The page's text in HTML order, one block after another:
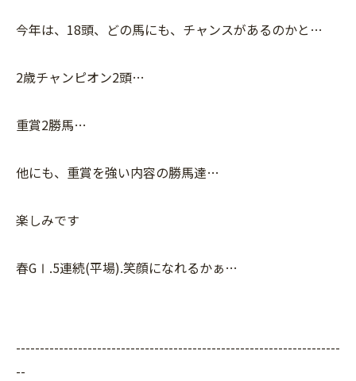
今年は、18頭、どの馬にも、チャンスがあるのかと…
2歳チャンピオン2頭…
重賞2勝馬…
他にも、重賞を強い内容の勝馬達…
楽しみです
春GⅠ.5連続(平場).笑顔になれるかぁ…
--------------------------------------------------------------------
--